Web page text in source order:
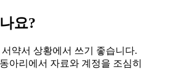
요?
약서 상황에서 쓰기 좋습니다.
아리에서 자료와 계정을 조심히